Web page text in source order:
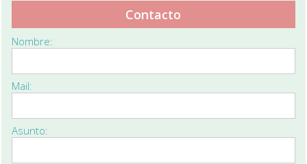
Contacto
Nombre:
Mail:
Asunto: